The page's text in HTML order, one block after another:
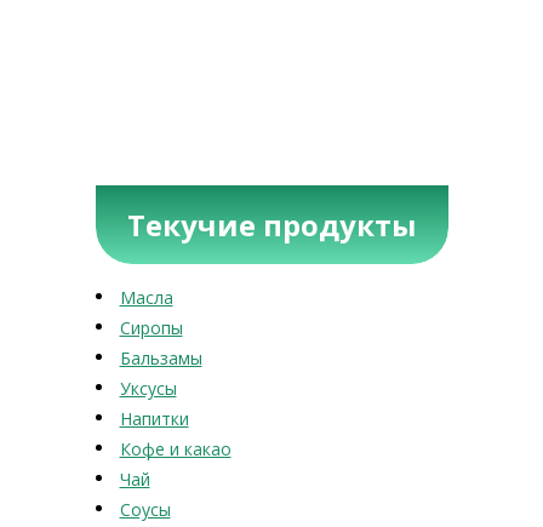
Текучие продукты
Масла
Сиропы
Бальзамы
Уксусы
Напитки
Кофе и какао
Чай
Соусы